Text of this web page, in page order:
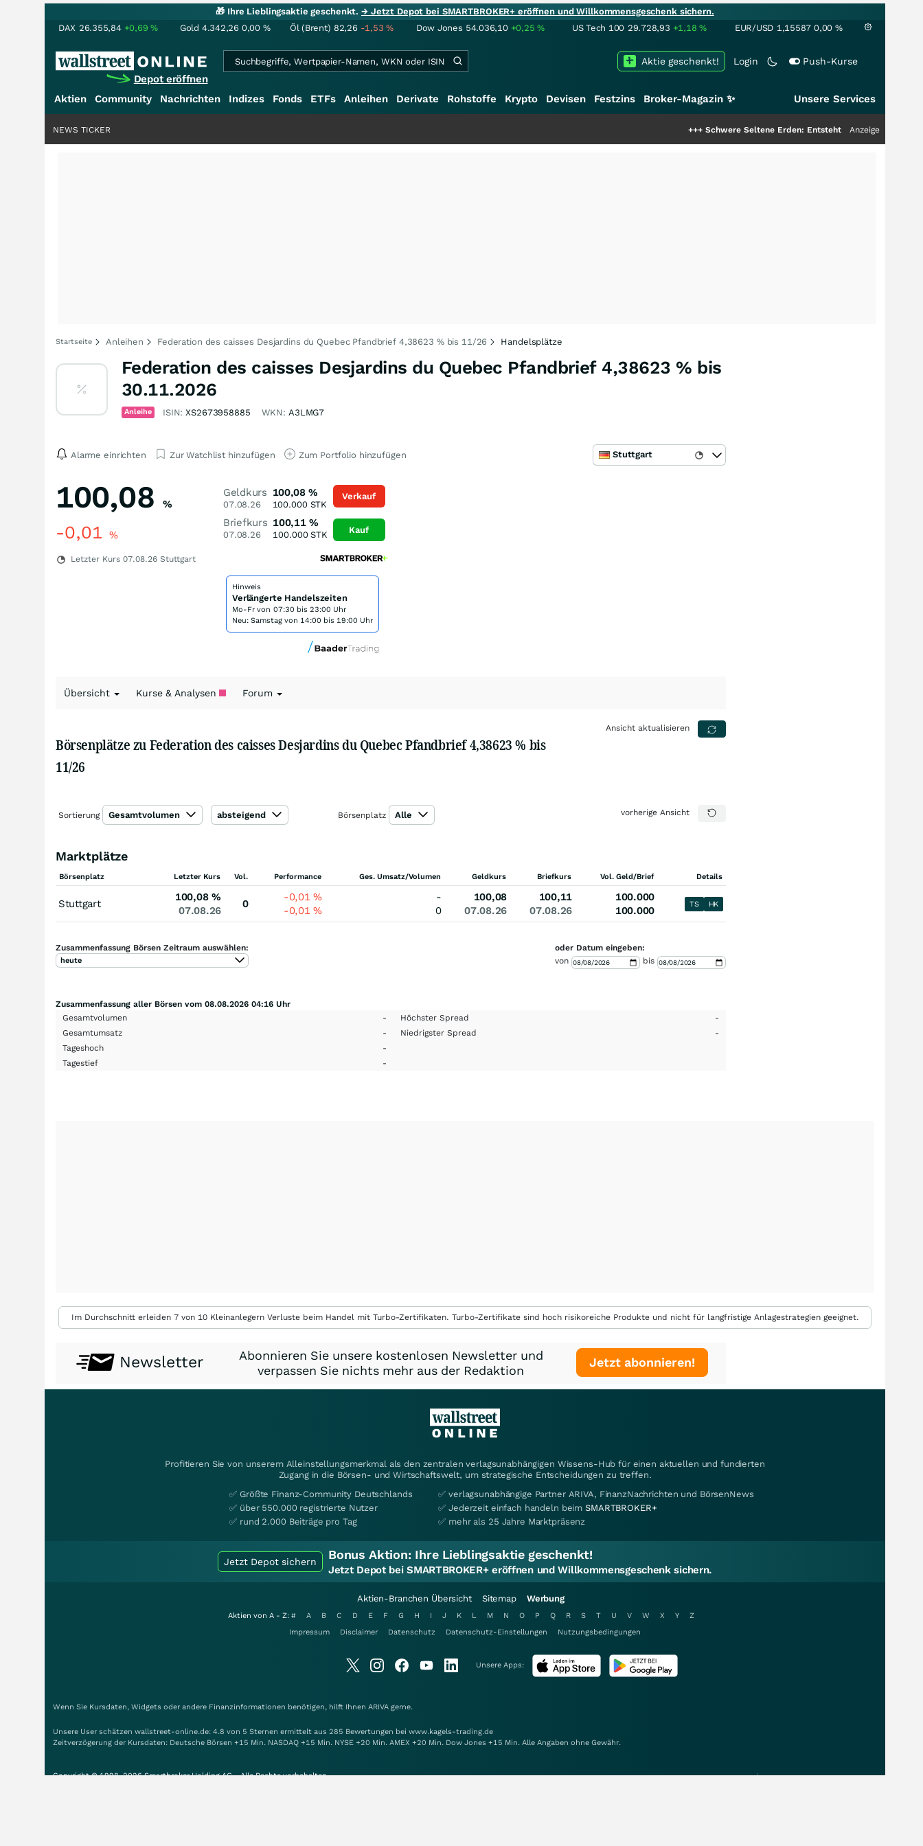
🎁 Ihre Lieblingsaktie geschenkt.→ Jetzt Depot bei SMARTBROKER+ eröffnen und Willkommensgeschenk sichern.
DAX 26.355,84 +0,69% Gold 4.342,26 0,00 % Öl (Brent) 82,26 -1,53% Dow Jones 54.036,10 +0,25% US Tech 100 29.728,93 +1,18% EUR/USD 1,15587 0,00 %
Depot eröffnen
Login Push-Kurse
Aktie geschenkt!
Aktien Community Nachrichten Indizes Fonds ETFs Anleihen Derivate Rohstoffe Krypto Devisen Festzins Broker-Magazin ✨ Unsere Services
Schwere Seltene Erden: Entsteht hier die nächste
Anzeige
NEWS TICKER
Startseite Anleihen Federation des caisses Desjardins du Quebec Pfandbrief 4,38623 % bis 11/26 Handelsplätze
Federation des caisses Desjardins du Quebec Pfandbrief 4,38623 % bis
30.11.2026
Anleihe ISIN:XS2673958885 WKN: A3LMG7
Alarme einrichten Zur Watchlist hinzufügen Zum Portfolio hinzufügen Stuttgart
100,08 %
-0,01 %
Letzter Kurs 07.08.26 Stuttgart
Geldkurs
07.08.26
100,08 %
100.000STK
Briefkurs
07.08.26
100,11 %
100.000STK
Verkauf
Kauf
Hinweis
Verlängerte Handelszeiten
Mo-Fr von 07:30 bis 23:00 Uhr
Neu: Samstag von 14:00 bis 19:00 Uhr
Übersicht Kurse & Analysen Forum
Börsenplätze zu Federation des caisses Desjardins du Quebec Pfandbrief 4,38623 % bis
11/26
Ansicht aktualisieren
Sortierung Gesamtvolumen absteigend Börsenplatz Alle vorherige Ansicht
Marktplätze
Börsenplatz Letzter Kurs Vol. Performance Ges. Umsatz/Volumen Geldkurs Briefkurs Vol. Geld/Brief Details
Stuttgart
100,08 %
07.08.26
0
-0,01%
-0,01%
-
0
100,08
07.08.26
100,11
07.08.26
100.000
100.000
TS HK
Zusammenfassung Börsen Zeitraum auswählen:
heute
oder Datum eingeben:
von
bis
Zusammenfassung aller Börsen vom 08.08.2026 04:16 Uhr
Gesamtvolumen
- Höchster Spread
-
Gesamtumsatz
- Niedrigster Spread
-
Tageshoch
-
Tagestief
-
Im Durchschnitt erleiden 7 von 10 Kleinanlegern Verluste beim Handel mit Turbo-Zertifikaten. Turbo-Zertifikate sind hoch risikoreiche Produkte und nicht für langfristige Anlagestrategien geeignet.
Newsletter
Abonnieren Sie unsere kostenlosen Newsletter und
verpassen Sie nichts mehr aus der Redaktion
Jetzt abonnieren!
Profitieren Sie von unserem Alleinstellungsmerkmal als den zentralen verlagsunabhängigen Wissens-Hub für einen aktuellen und fundierten
Zugang in die Börsen- und Wirtschaftswelt, um strategische Entscheidungen zu treffen.
✅ Größte Finanz-Community Deutschlands
✅ über 550.000 registrierte Nutzer
✅ rund 2.000 Beiträge pro Tag
✅ verlagsunabhängige Partner ARIVA, FinanzNachrichten und BörsenNews
✅ Jederzeit einfach handeln beimSMARTBROKER+
✅ mehr als 25 Jahre Marktpräsenz
Jetzt Depot sichern Bonus Aktion: Ihre Lieblingsaktie geschenkt!
Jetzt Depot bei SMARTBROKER+ eröffnen und Willkommensgeschenk sichern.
Aktien-Branchen Übersicht Sitemap Werbung
Aktien von A - Z: # A B C D E F G H I J K L M N O P Q R S T U V W X Y
Z
Impressum
Disclaimer Datenschutz Datenschutz-Einstellungen Nutzungsbedingungen
Unsere Apps:
Wenn Sie Kursdaten, Widgets oder andere Finanzinformationen benötigen, hilft Ihnen ARIVA gerne.
Unsere User schätzen wallstreet-online.de: 4.8 von 5 Sternen ermittelt aus 285 Bewertungen bei www.kagels-trading.de
Zeitverzögerung der Kursdaten: Deutsche Börsen +15 Min. NASDAQ +15 Min. NYSE +20 Min. AMEX +20 Min. Dow Jones +15 Min. Alle Angaben ohne Gewähr.
Copyright © 1998-2026 Smartbroker Holding AG - Alle Rechte vorbehalten.